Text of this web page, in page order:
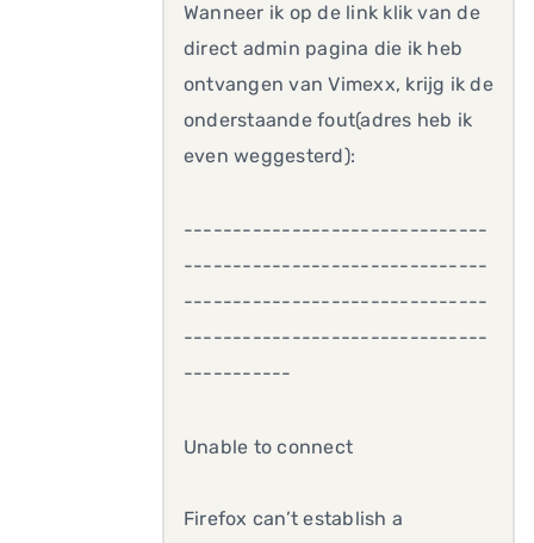
Wanneer ik op de link klik van de
direct admin pagina die ik heb
ontvangen van Vimexx, krijg ik de
onderstaande fout(adres heb ik
even weggesterd):
-------------------------------
-------------------------------
-------------------------------
-------------------------------
-----------
Unable to connect
Firefox can’t establish a